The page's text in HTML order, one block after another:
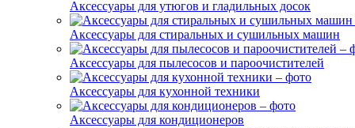
Аксессуары для утюгов и гладильных досок
Аксессуары для стиральных и сушильных машин
Аксессуары для пылесосов и пароочистителей
Аксессуары для кухонной техники
Аксессуары для кондиционеров